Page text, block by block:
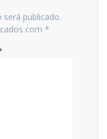
será publicado.
com *